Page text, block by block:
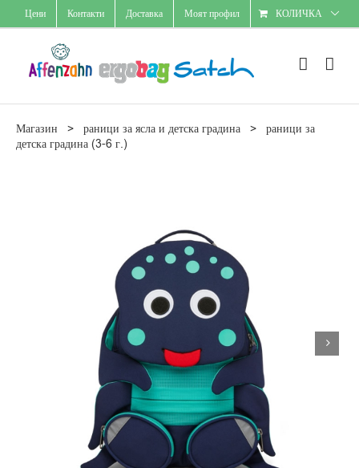
Skip
to
Цени Контакти Доставка Моят профил КОЛИЧКА
Магазин > раници за ясла и детска градина > раници за
детска градина (3-6 г.)